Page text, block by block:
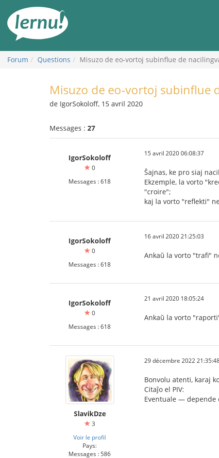
contenu
Forum Questions Misuzo de eo-vortoj subinflue de
Misuzo de eo-vortoj subinflue
de IgorSokoloff, 15 avril 2020
Messages : 27
IgorSokoloff
0
Messages : 618
15 avril 2020 06:08:37
Ŝajnas, ke pro siaj
Ekzemple, la vorto
"croire";
kaj la vorto "reflekti"
IgorSokoloff
0
Messages : 618
16 avril 2020 21:25:03
Ankaŭ la vorto "trafi"
IgorSokoloff
0
Messages : 618
21 avril 2020 18:05:24
Ankaŭ la vorto
SlavikDze
3
Voir le profil
Pays:
Messages : 586
29 décembre 2022
Bonvolu atenti, karaj
Citaĵo el PIV:
Eventuale — depende